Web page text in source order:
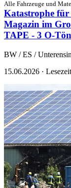
Alle Fahrzeuge und
Katastrophe für
Magazin im
TAPE - 3 O-
BW / ES /
15.06.2026 ·